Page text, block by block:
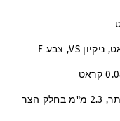
מידת הטבעת: 10.5 מ"מ בחלק הרחב ביותר, 2.3 מ"מ בחלק הצר